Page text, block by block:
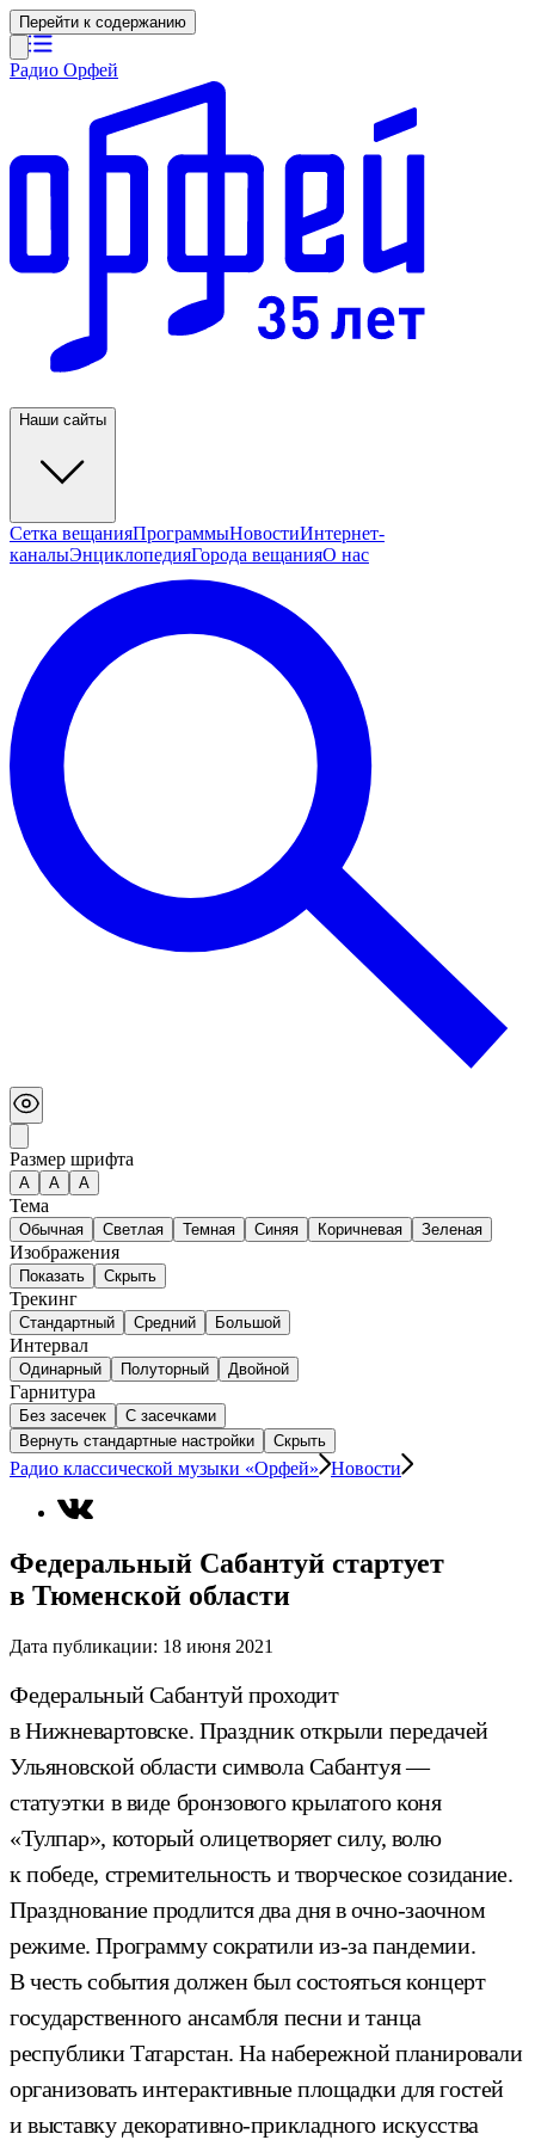
Перейти к содержанию
Радио Орфей
Наши сайты
Сетка вещанияПрограммыНовостиИнтернет-
каналыЭнциклопедияГорода вещанияО нас
Размер шрифта
А A A
Тема
Обычная Светлая Темная Синяя Коричневая Зеленая
Изображения
Показать Скрыть
Трекинг
Стандартный Средний Большой
Интервал
Одинарный Полуторный Двойной
Гарнитура
Без засечек
С засечками
Вернуть стандартные настройки
Скрыть
Радио классической музыки «Орфей» Новости
Федеральный Сабантуй стартует
в Тюменской области
Дата публикации: 18 июня 2021
Федеральный Сабантуй проходит
в Нижневартовске. Праздник открыли передачей
Ульяновской области символа Сабантуя —
статуэтки в виде бронзового крылатого коня
«Тулпар», который олицетворяет силу, волю
к победе, стремительность и творческое созидание.
Празднование продлится два дня в очно-заочном
режиме. Программу сократили из-за пандемии.
В честь события должен был состояться концерт
государственного ансамбля песни и танца
республики Татарстан. На набережной планировали
организовать интерактивные площадки для гостей
и выставку декоративно-прикладного искусства